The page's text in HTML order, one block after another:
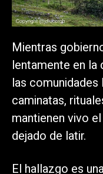
Mientras
lentamente en
las
caminatas,
mantienen vivo
dejado de latir.
El hallazgo es